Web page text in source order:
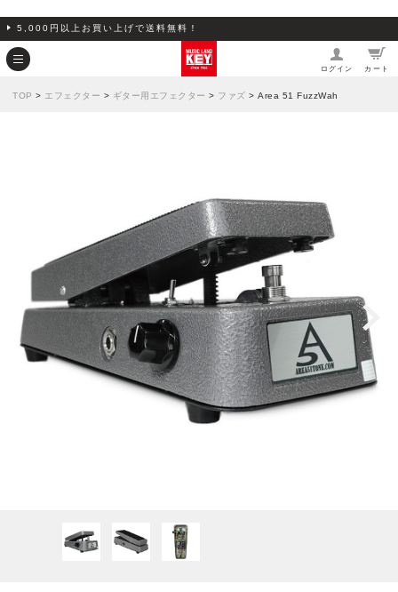
5,000円以上お買い上げで送料無料！
ログイン カート
TOP > エフェクター > ギター用エフェクター > ファズ > Area 51 FuzzWah